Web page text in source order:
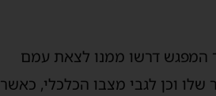
המפגש דרשו ממנו לצאת עמם
וכן לגבי מצבו הכלכלי, כאשר